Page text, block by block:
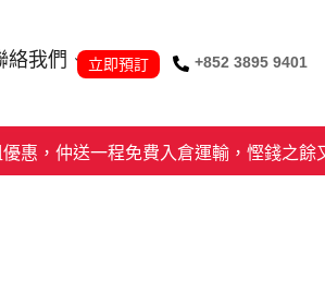
絡我們 +852 3895 9401
送一程免費入倉運輸，慳錢之餘又可